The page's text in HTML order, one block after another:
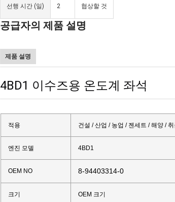
선행 시간 (일) 2 협상할 것
공급자의 제품 설명
제품 설명
4BD1 이수즈용 온도계 좌석
적용 건설 / 산업 / 농업 / 젠세트 / 해양 / 취
엔진 모델 4BD1
OEM NO 8-94403314-0
크기 OEM 크기